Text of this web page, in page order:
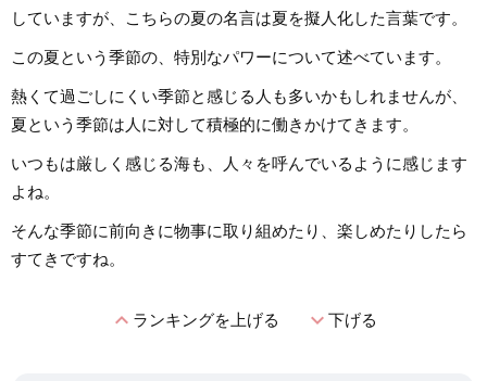
していますが、こちらの夏の名言は夏を擬人化した言葉です。
この夏という季節の、特別なパワーについて述べています。
熱くて過ごしにくい季節と感じる人も多いかもしれませんが、
夏という季節は人に対して積極的に働きかけてきます。
いつもは厳しく感じる海も、人々を呼んでいるように感じます
よね。
そんな季節に前向きに物事に取り組めたり、楽しめたりしたら
すてきですね。
expand_lessランキングを上げる expand_more下げる